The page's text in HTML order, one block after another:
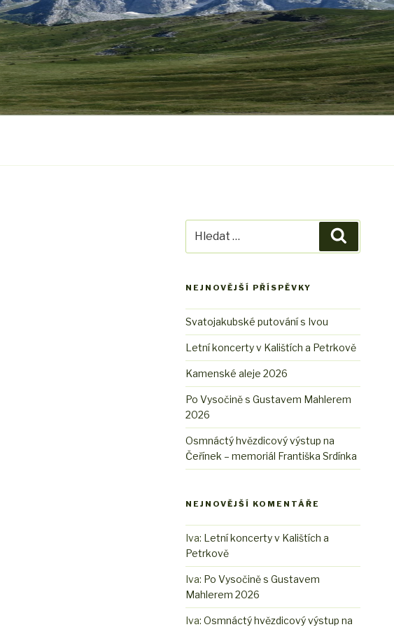
NEJNOVĚJŠÍ PŘÍSPĚVKY
Svatojakubské putování s Ivou
Letní koncerty v Kalištích a Petrkově
Kamenské aleje 2026
Po Vysočině s Gustavem Mahlerem
2026
Osmnáctý hvězdicový výstup na
Čeřínek – memoriál Františka Srdínka
NEJNOVĚJŠÍ KOMENTÁŘE
Iva: Letní koncerty v Kalištích a
Petrkově
Iva: Po Vysočině s Gustavem
Mahlerem 2026
Iva:Osmnáctý hvězdicový výstup na